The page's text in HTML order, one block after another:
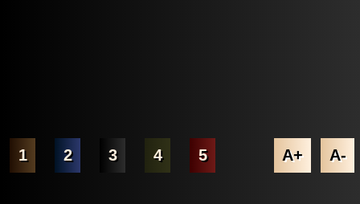
1 2 3 4 5 A+ A-